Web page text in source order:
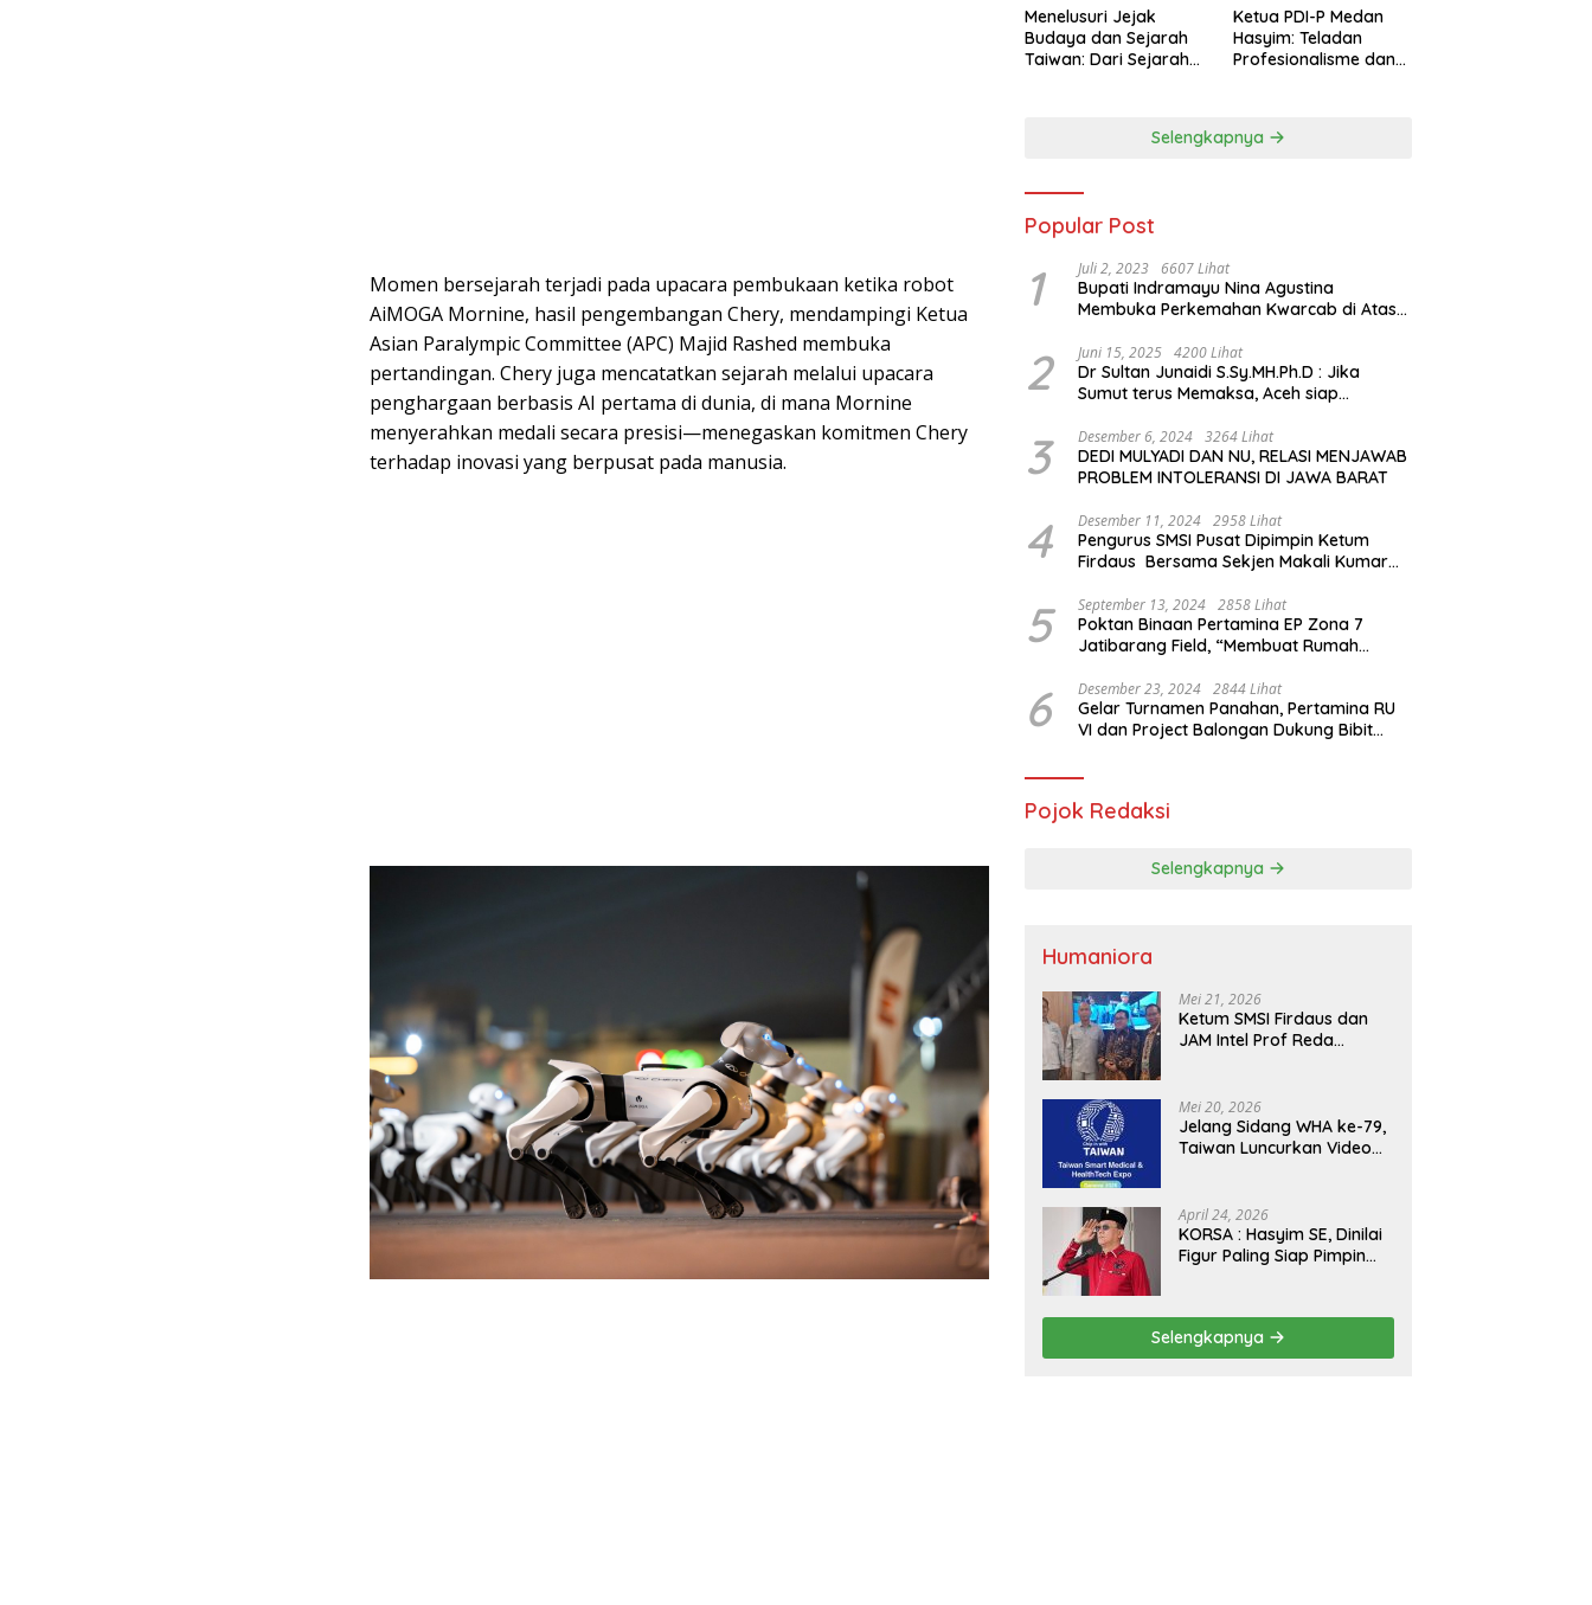
Momen bersejarah terjadi pada upacara pembukaan ketika robot
AiMOGA Mornine, hasil pengembangan Chery, mendampingi Ketua
Asian Paralympic Committee (APC) Majid Rashed membuka
pertandingan. Chery juga mencatatkan sejarah melalui upacara
penghargaan berbasis AI pertama di dunia, di mana Mornine
menyerahkan medali secara presisi—menegaskan komitmen Chery
terhadap inovasi yang berpusat pada manusia.
Menelusuri Jejak
Budaya dan Sejarah
Taiwan: Dari Sejarah
Sejarah Chiang Kai-
Ketua PDI-P Medan
Hasyim: Teladan
Profesionalisme dan
Selengkapnya
Popular Post
1 Juli 2, 2023 6607 Lihat
Bupati Indramayu Nina Agustina
Membuka Perkemahan Kwarcab di Atas
2 Juni 15, 2025 4200 Lihat
Dr Sultan Junaidi S.Sy.MH.Ph.D : Jika
Sumut terus Memaksa, Aceh siap
Internasional
3 Desember 6, 2024 3264 Lihat
DEDI MULYADI DAN NU, RELASI MENJAWAB
PROBLEM INTOLERANSI DI JAWA BARAT
4 Desember 11, 2024 2958 Lihat
Pengurus SMSI Pusat Dipimpin Ketum
Firdaus Bersama Sekjen Makali Kumar
Yusuf
5 September 13, 2024 2858 Lihat
Poktan Binaan Pertamina EP Zona 7
Jatibarang Field, “Membuat Rumah
Tikus
6 Desember 23, 2024 2844 Lihat
Gelar Turnamen Panahan, Pertamina RU
VI dan Project Balongan Dukung Bibit
Pojok Redaksi
Selengkapnya
Humaniora
Mei 21, 2026
Ketum SMSI Firdaus dan
JAM Intel Prof Reda
SMSI Sukseskan Jaga
Desa dan Jaga Dapur
MBG, Perkuat Pengawasan
Mei 20, 2026
Jelang Sidang WHA ke-79,
Taiwan Luncurkan Video
Inovasi Kesehatan Global
April 24, 2026
KORSA : Hasyim SE, Dinilai
Figur Paling Siap Pimpin
Selengkapnya